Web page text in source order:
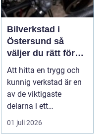
Bilverkstad i
Östersund så
väljer du rätt för
din bil
Att hitta en trygg och
kunnig verkstad är en
av de viktigaste
delarna i ett
problemfritt bilägande.
01 juli 2026